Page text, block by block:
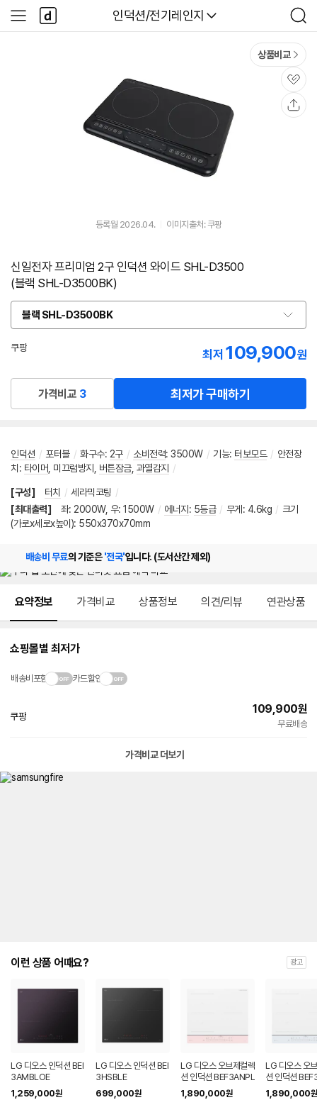
다나와
인덕션/전기레인지
검
색
사
이
다
나
와
상품비교
관
심
등록월 2026.04. 이미지출처: 쿠팡
신일전자 프리미엄 2구 인덕션 와이드 SHL-D3500
(블랙 SHL-D3500BK)
블랙 SHL-D3500BK
옵
션
선
쿠팡
최저 109,900원
가격비교 3 최저가 구매하기
인덕션 / 포터블 / 화구수: 2구 / 소비전력: 3500W / 기능: 터보모드 / 안전장
치 : 타이머 미끄럼방지 버튼잠금, 과열감지 /
[구성] 터치 / 세라믹코팅 /
[최대출력]
좌: 2000W, 우: 1500W / 에너지 : 5등급 / 무게: 4.6kg / 크기
(가로x세로x높이): 550x370x70mm
배송비 무료의 기준은'전국'입니다. (도서산간 제외)
요약정보 가격비교 상품정보 의견/리뷰 연관상품
쇼핑몰별 최저가
배송비포함 카드할인
쿠팡
109,900원
무료배송
가격비교 더보기
이런 상품 어때요? 광고
LG 디오스 인덕션 BEI
3AMBLOE
1,259,000원
LG 디오스 인덕션 BEI
3HSBLE
699,000원
LG 디오스 오브제컬렉
션 인덕션 BEF3ANPL
E1,890,000원
LG 디오스 오
션 인덕션
E1,890,000원